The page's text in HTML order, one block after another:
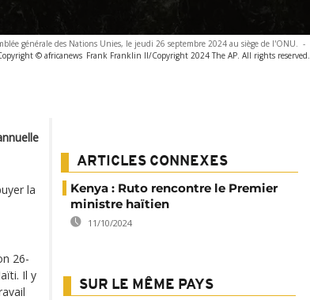
générale des Nations Unies, le jeudi 26 septembre 2024 au siège de l'ONU. -
© africanews Frank Franklin II/Copyright 2024 The AP. All rights reserved.
la
26-
Il y
ARTICLES CONNEXES
Kenya : Ruto rencontre le Premier
ministre haïtien
11/10/2024
SUR LE MÊME PAYS